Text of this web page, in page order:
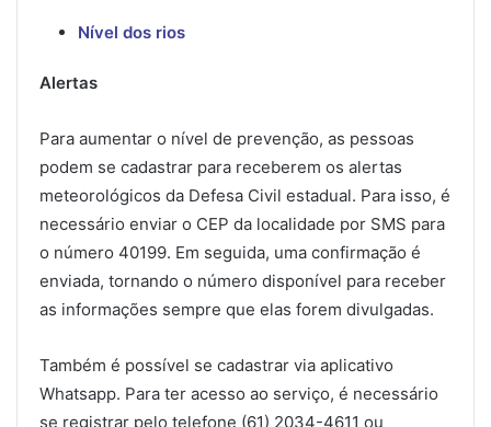
Nível dos rios
Alertas
Para aumentar o nível de prevenção, as pessoas
podem se cadastrar para receberem os alertas
meteorológicos da Defesa Civil estadual. Para isso, é
necessário enviar o CEP da localidade por SMS para
o número 40199. Em seguida, uma confirmação é
enviada, tornando o número disponível para receber
as informações sempre que elas forem divulgadas.
Também é possível se cadastrar via aplicativo
Whatsapp. Para ter acesso ao serviço, é necessário
se registrar pelo telefone (61) 2034-4611 ou